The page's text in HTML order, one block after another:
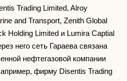
Trading Limited, Alroy
and Transport, Zenith Global
Holding Limited и Lumira Captial
него сеть Гараева связана
нефтегазовой компании
фирму Disentis Trading